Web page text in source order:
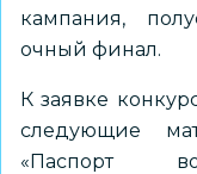
кампания,
очный финал.
К заявке
следующие
«Паспорт